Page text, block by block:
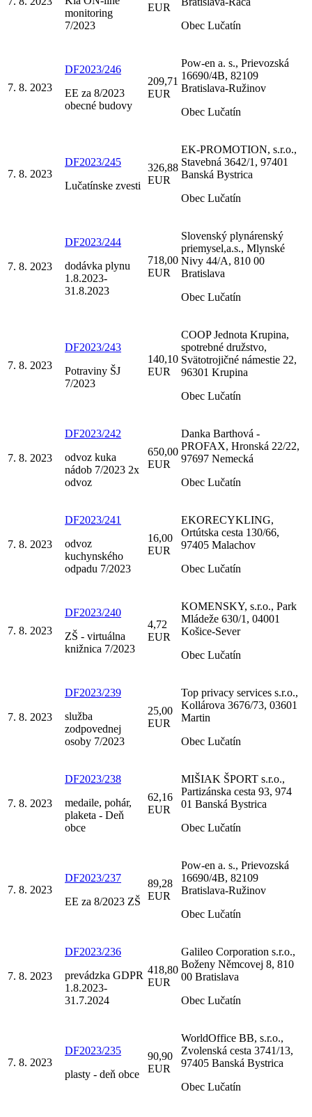
monitoring
7/2023
EUR
Obec Lučatín
7. 8. 2023
DF2023/246
EE za 8/2023
obecné budovy
209,71
EUR
Pow-en a. s., Prievozská
16690/4B, 82109
Bratislava-Ružinov
Obec Lučatín
7. 8. 2023
DF2023/245
Lučatínske zvesti
326,88
EUR
EK-PROMOTION, s.r.o.,
Stavebná 3642/1, 97401
Banská Bystrica
Obec Lučatín
7. 8. 2023
DF2023/244
dodávka plynu
1.8.2023-
31.8.2023
718,00
EUR
Slovenský plynárenský
priemysel,a.s., Mlynské
Nivy 44/A, 810 00
Bratislava
Obec Lučatín
7. 8. 2023
DF2023/243
Potraviny ŠJ
7/2023
140,10
EUR
COOP Jednota Krupina,
spotrebné družstvo,
Svätotrojičné námestie 22,
96301 Krupina
Obec Lučatín
7. 8. 2023
DF2023/242
odvoz kuka
nádob 7/2023 2x
odvoz
650,00
EUR
Danka Barthová -
PROFAX, Hronská 22/22,
97697 Nemecká
Obec Lučatín
7. 8. 2023
DF2023/241
odvoz
kuchynského
odpadu 7/2023
16,00
EUR
EKORECYKLING,
Ortútska cesta 130/66,
97405 Malachov
Obec Lučatín
7. 8. 2023
DF2023/240
ZŠ - virtuálna
knižnica 7/2023
4,72
EUR
KOMENSKY, s.r.o., Park
Mládeže 630/1, 04001
Košice-Sever
Obec Lučatín
7. 8. 2023
DF2023/239
služba
zodpovednej
osoby 7/2023
25,00
EUR
Top privacy services s.r.o.,
Kollárova 3676/73, 03601
Martin
Obec Lučatín
7. 8. 2023
DF2023/238
medaile, pohár,
plaketa - Deň
obce
62,16
EUR
MIŠIAK ŠPORT s.r.o.,
Partizánska cesta 93, 974
01 Banská Bystrica
Obec Lučatín
7. 8. 2023
DF2023/237
EE za 8/2023 ZŠ
89,28
EUR
Pow-en a. s., Prievozská
16690/4B, 82109
Bratislava-Ružinov
Obec Lučatín
7. 8. 2023
DF2023/236
prevádzka GDPR
1.8.2023-
31.7.2024
418,80
EUR
Galileo Corporation s.r.o.,
Boženy Němcovej 8, 810
00 Bratislava
Obec Lučatín
7. 8. 2023
DF2023/235
plasty - deň obce
90,90
EUR
WorldOffice BB, s.r.o.,
Zvolenská cesta 3741/13,
97405 Banská Bystrica
Obec Lučatín